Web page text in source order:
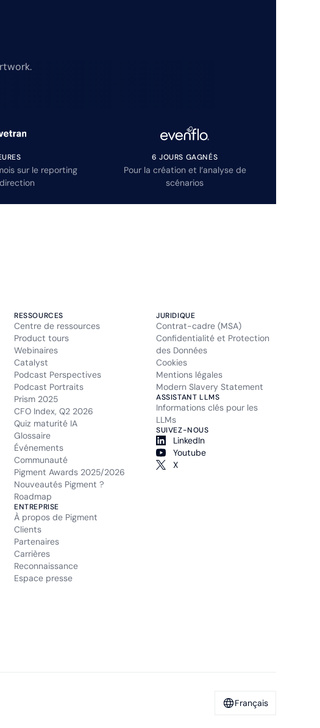
sur le reporting
6 JOURS GAGNÉS
Pour la création et l’analyse de
scénarios
RESSOURCES
Centre de ressources
Product tours
Webinaires
Catalyst
Podcast Perspectives
Podcast Portraits
Prism 2025
CFO Index, Q2 2026
Quiz maturité IA
Glossaire
Événements
Communauté
Pigment Awards 2025/2026
Nouveautés Pigment ?
Roadmap
ENTREPRISE
À propos de Pigment
Clients
Partenaires
Carrières
Reconnaissance
Espace presse
JURIDIQUE
Contrat-cadre (MSA)
Confidentialité et Protection
des Données
Cookies
Mentions légales
Modern Slavery Statement
ASSISTANT LLMS
Informations clés pour les
LLMs
SUIVEZ-NOUS
LinkedIn
Youtube
X
Français